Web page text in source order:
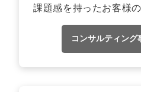
課題感を持ったお客様
コンサルティング